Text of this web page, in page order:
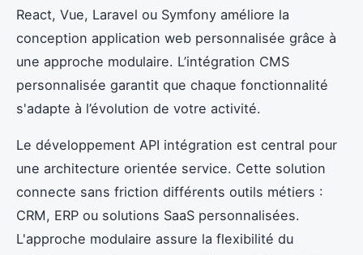
React, Vue, Laravel ou Symfony améliore la
conception application web personnalisée grâce à
une approche modulaire. L’intégration CMS
personnalisée garantit que chaque fonctionnalité
s'adapte à l’évolution de votre activité.
Le développement API intégration est central pour
une architecture orientée service. Cette solution
connecte sans friction différents outils métiers :
CRM, ERP ou solutions SaaS personnalisées.
L'approche modulaire assure la flexibilité du